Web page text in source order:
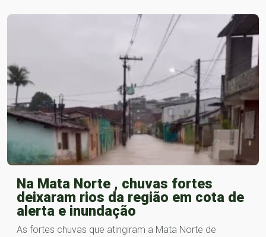
Na Mata Norte , chuvas fortes
deixaram rios da região em cota de
alerta e inundação
As fortes chuvas que atingiram a Mata Norte de